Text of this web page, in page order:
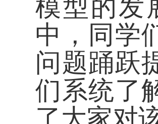
模型的发
中，同学
问题踊跃
们系统了